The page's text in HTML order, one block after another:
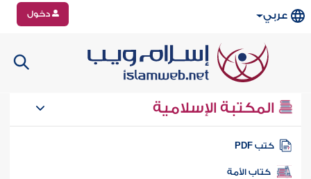
عربي دخول
المكتبة الإسلامية
كتب PDF